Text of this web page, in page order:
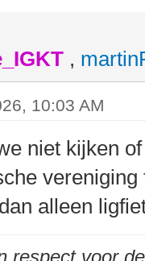
,
10:03 AM
niet kijken
alleen
respect voor